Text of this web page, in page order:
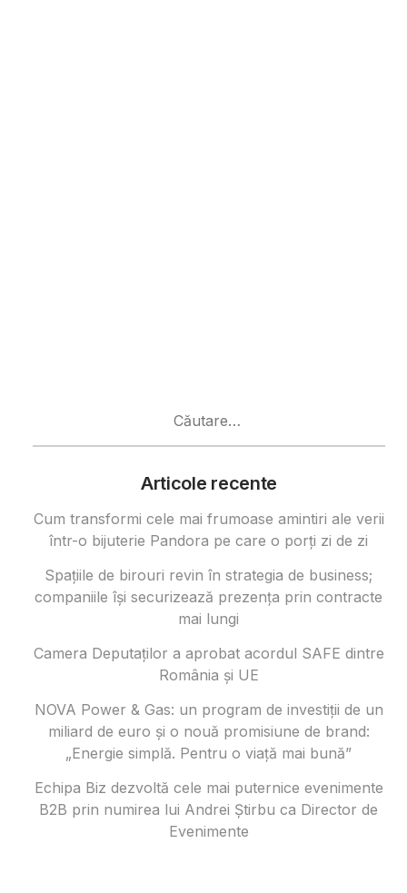
Articole recente
Cum transformi cele mai frumoase amintiri ale verii
într-o bijuterie Pandora pe care o porți zi de zi
Spațiile de birouri revin în strategia de business;
companiile își securizează prezența prin contracte
mai lungi
Camera Deputaților a aprobat acordul SAFE dintre
România și UE
NOVA Power & Gas: un program de investiții de un
miliard de euro și o nouă promisiune de brand:
„Energie simplă. Pentru o viață mai bună”
Echipa Biz dezvoltă cele mai puternice evenimente
B2B prin numirea lui Andrei Știrbu ca Director de
Evenimente